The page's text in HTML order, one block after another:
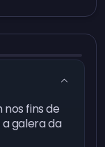
fins de
galera da